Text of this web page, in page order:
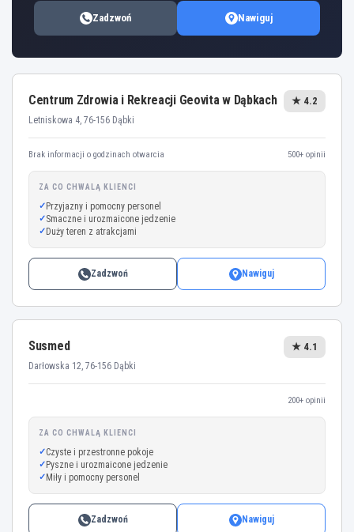
Zadzwoń Nawiguj
Centrum Zdrowia i Rekreacji Geovita w Dąbkach
Letniskowa 4, 76-156 Dąbki
★ 4.2
Brak informacji o godzinach otwarcia 500+ opinii
ZA CO CHWALĄ KLIENCI
Przyjazny i pomocny personel
Smaczne i urozmaicone jedzenie
Duży teren z atrakcjami
Zadzwoń Nawiguj
Susmed
Darłowska 12, 76-156 Dąbki
★ 4.1
200+ opinii
ZA CO CHWALĄ KLIENCI
Czyste i przestronne pokoje
Pyszne i urozmaicone jedzenie
Miły i pomocny personel
Zadzwoń Nawiguj